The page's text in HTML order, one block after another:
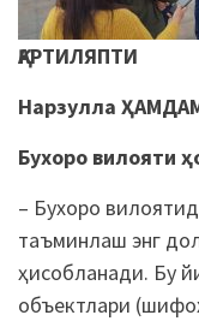
ҚАРТИЛЯПТИ
Нарзулла
Бухоро вилояти
– Бухоро
таъминлаш энг
ҳисобланади. Бу
объектлари